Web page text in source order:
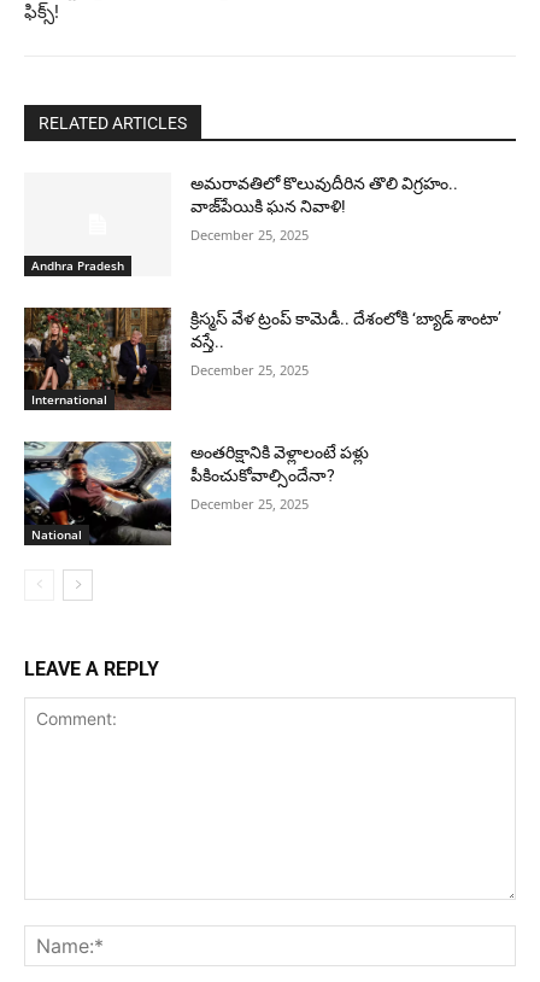
ఫిక్స్!
RELATED ARTICLES
Andhra Pradesh
అమరావతిలో కొలువుదీరిన తొలి విగ్రహం..
వాజ్‌పేయికి ఘన నివాళి!
December 25, 2025
International
క్రిస్మస్ వేళ ట్రంప్ కామెడీ.. దేశంలోకి ‘బ్యాడ్ శాంటా’
వస్తే..
December 25, 2025
National
అంతరిక్షానికి వెళ్లాలంటే పళ్లు
పీకించుకోవాల్సిందేనా?
December 25, 2025
LEAVE A REPLY